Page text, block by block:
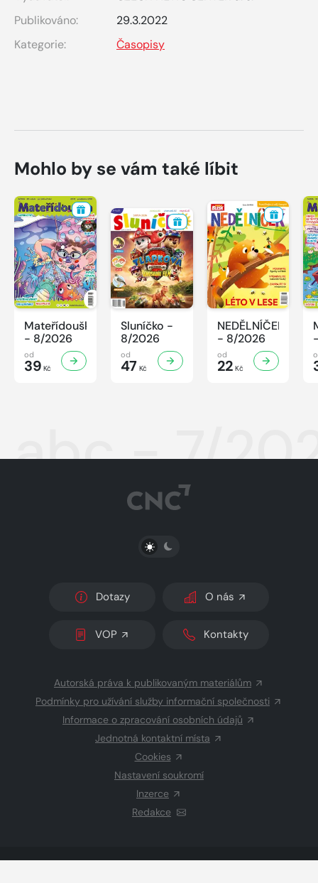
Publikováno:
29.3.2022
Kategorie:
Časopisy
Mohlo by se vám také líbit
Mateřídouška
- 8/2026
od
39 Kč
Sluníčko -
8/2026
od
47 Kč
NEDĚLNÍČEK
- 8/2026
od
22 Kč
abc - 7/
PŘEPNOUT SVĚTLÝ/TMAVÝ REŽIM
Dotazy O nás
VOP Kontakty
Autorská práva k publikovaným materiálům
Podmínky pro užívání služby informační společnosti
Informace o zpracování osobních údajů
Jednotná kontaktní místa
Cookies
Nastavení soukromí
Inzerce
Redakce